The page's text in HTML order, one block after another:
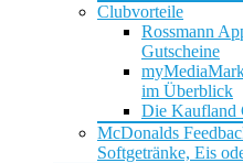
Clubvorteile
Rossmann
Gutscheine
im Überblick
Die Kaufland
McDonalds
Softgetränke, Eis